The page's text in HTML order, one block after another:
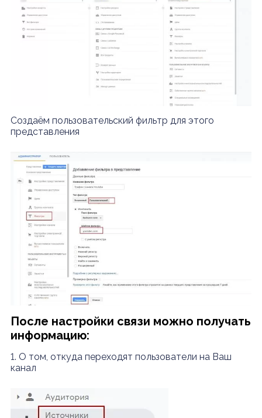
Создаём пользовательский фильтр для этого
представления
После настройки связи можно получать
информацию:
1. О том, откуда переходят пользователи на Ваш
канал